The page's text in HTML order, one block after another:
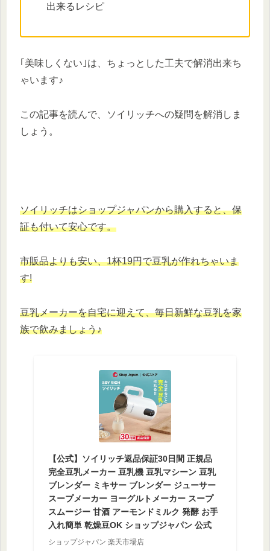
出来るレシピ
｢美味しくない｣は、ちょっとした工夫で解消出来ち
ゃいます♪
この記事を読んで、ソイリッチへの疑問を解消しま
しょう。
ソイリッチはショップジャパンから購入すると、保
証も付いて安心です。
市販品よりも安い、1杯19円で豆乳が作れちゃいま
す!
豆乳メーカーを自宅に迎えて、毎日新鮮な豆乳を家
族で飲みましょう♪
【公式】ソイリッチ返品保証30日間 正規品
完全豆乳メーカー 豆乳機 豆乳マシーン 豆乳
ブレンダー ミキサー ブレンダー ジューサー
スープメーカー ヨーグルトメーカー スープ
スムージー 甘酒 アーモンドミルク 発酵 お手
入れ簡単 乾燥豆OK ショップジャパン 公式
ショップジャパン 楽天市場店